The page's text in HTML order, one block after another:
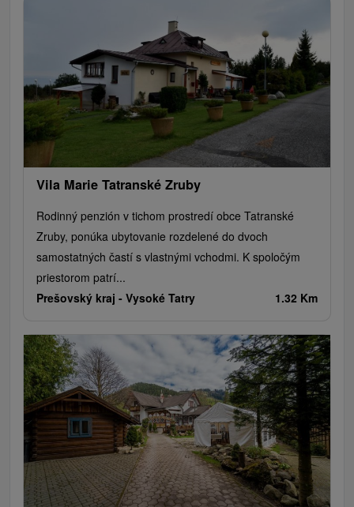
Vila Marie Tatranské Zruby
Rodinný penzión v tichom prostredí obce Tatranské
Zruby, ponúka ubytovanie rozdelené do dvoch
samostatných častí s vlastnými vchodmi. K spoločým
priestorom patrí...
Prešovský kraj - Vysoké Tatry 1.32 Km